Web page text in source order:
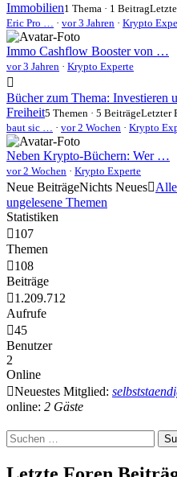
Immobilien1 Thema · 1 Beitrag
Eric Pro … · vor 3 Jahren · Krypto
Immo Cashflow Booster von …
vor 3 Jahren · Krypto Experte
Bücher zum Thema: Investieren
Freiheit5 Themen · 5 BeiträgeLetzter
baut sic … · vor 2 Wochen · Krypto
Neben Krypto-Büchern: Wer …
vor 2 Wochen · Krypto Experte
Neue BeiträgeNichts Neues Alle
ungelesene Themen
Statistiken
107
Themen
108
Beiträge
1.209.712
Aufrufe
45
Benutzer
2
Online
Neuestes Mitglied:
online: 2 Gäste
Suchen
nach: